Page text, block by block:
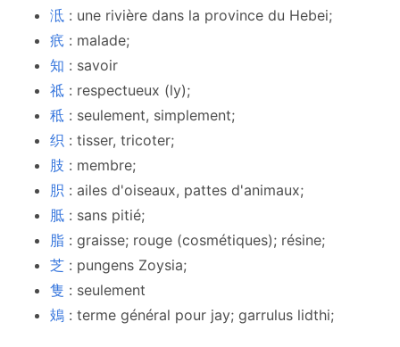
泜 : une rivière dans la province du Hebei;
疧 : malade;
知 : savoir
祗 : respectueux (ly);
秪 : seulement, simplement;
织 : tisser, tricoter;
肢 : membre;
胑 : ailes d'oiseaux, pattes d'animaux;
胝 : sans pitié;
脂 : graisse; rouge (cosmétiques); résine;
芝 : pungens Zoysia;
隻 : seulement
鳷 : terme général pour jay; garrulus lidthi;